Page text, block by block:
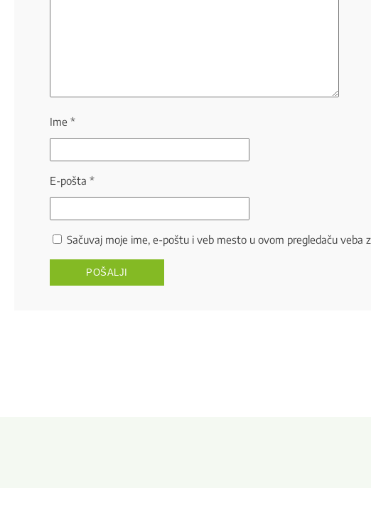
Ime *
E-pošta *
Sačuvaj moje ime, e-poštu i veb mesto u ovom pregledaču veba